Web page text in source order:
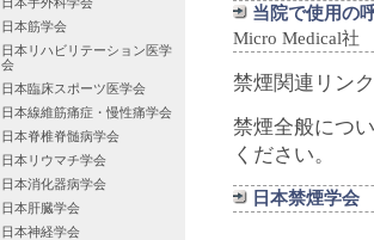
日本手外科学会
日本筋学会
日本リハビリテーション医学
会
日本臨床スポーツ医学会
日本線維筋痛症・慢性痛学会
日本脊椎脊髄病学会
日本リウマチ学会
日本消化器病学会
日本肝臓学会
日本神経学会
当院で使用の
Micro Medical社
禁煙関連リンク
禁煙全般につ
ください。
日本禁煙学会